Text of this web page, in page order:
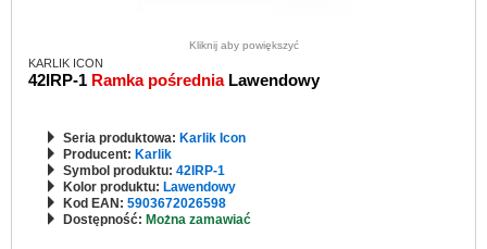
Kliknij aby powiększyć
KARLIK ICON
42IRP-1 Ramka pośrednia Lawendowy
Seria produktowa: Karlik Icon
Producent: Karlik
Symbol produktu: 42IRP-1
Kolor produktu: Lawendowy
Kod EAN: 5903672026598
Dostępność: Można zamawiać